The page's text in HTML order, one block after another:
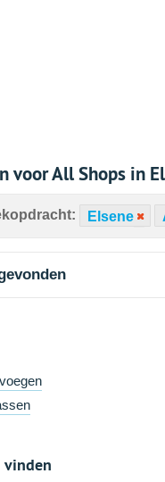
voor All Shops in
Elsene
vinden